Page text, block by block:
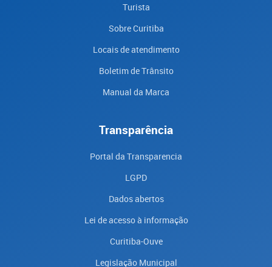
Turista
Sobre Curitiba
Locais de atendimento
Boletim de Trânsito
Manual da Marca
Transparência
Portal da Transparencia
LGPD
Dados abertos
Lei de acesso à informação
Curitiba-Ouve
Legislação Municipal